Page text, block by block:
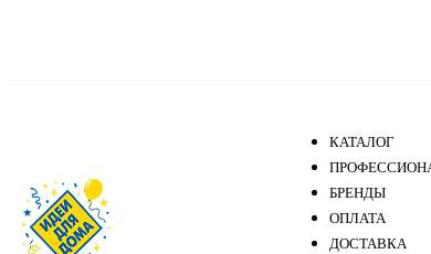
КАТАЛОГ
БРЕНДЫ
ОПЛАТА
ДОСТАВКА